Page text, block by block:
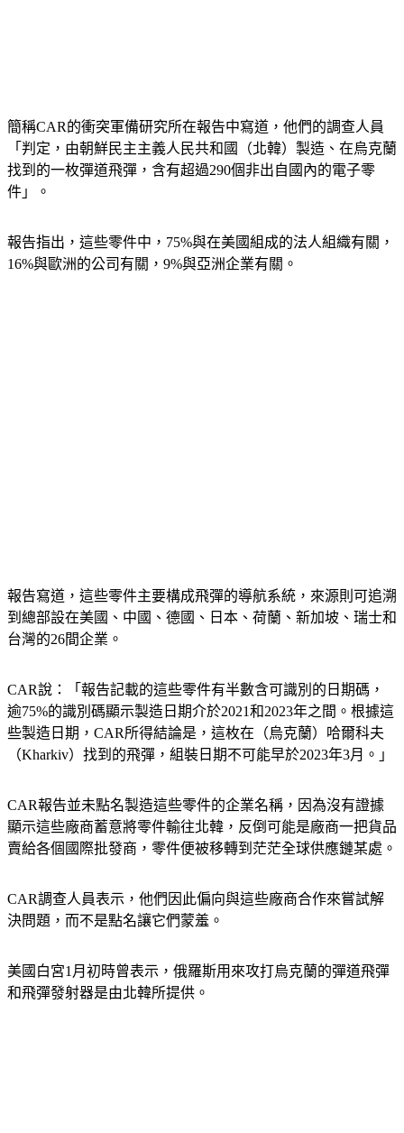
簡稱CAR的衝突軍備研究所在報告中寫道，他們的調查人員
「判定，由朝鮮民主主義人民共和國（北韓）製造、在烏克蘭
找到的一枚彈道飛彈，含有超過290個非出自國內的電子零
件」。
報告指出，這些零件中，75%與在美國組成的法人組織有關，
16%與歐洲的公司有關，9%與亞洲企業有關。
報告寫道，這些零件主要構成飛彈的導航系統，來源則可追溯
到總部設在美國、中國、德國、日本、荷蘭、新加坡、瑞士和
台灣的26間企業。
CAR說：「報告記載的這些零件有半數含可識別的日期碼，
逾75%的識別碼顯示製造日期介於2021和2023年之間。根據這
些製造日期，CAR所得結論是，這枚在（烏克蘭）哈爾科夫
（Kharkiv）找到的飛彈，組裝日期不可能早於2023年3月。」
CAR報告並未點名製造這些零件的企業名稱，因為沒有證據
顯示這些廠商蓄意將零件輸往北韓，反倒可能是廠商一把貨品
賣給各個國際批發商，零件便被移轉到茫茫全球供應鏈某處。
CAR調查人員表示，他們因此偏向與這些廠商合作來嘗試解
決問題，而不是點名讓它們蒙羞。
美國白宮1月初時曾表示，俄羅斯用來攻打烏克蘭的彈道飛彈
和飛彈發射器是由北韓所提供。